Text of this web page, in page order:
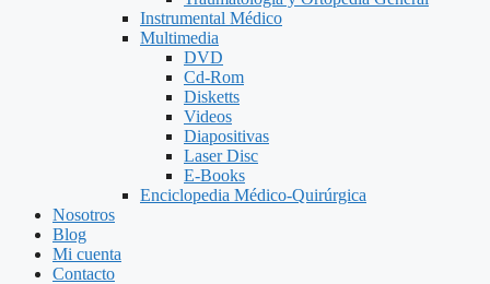
Instrumental Médico
Multimedia
DVD
Cd-Rom
Disketts
Videos
Diapositivas
Laser Disc
E-Books
Enciclopedia Médico-Quirúrgica
Nosotros
Blog
Mi cuenta
Contacto